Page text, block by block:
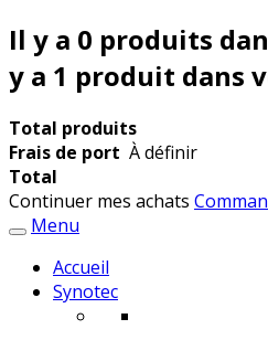
Il y a 0 produits
y a 1 produit dans
Total produits
Frais de port À définir
Total
Continuer mes achats
Menu
Accueil
Synotec